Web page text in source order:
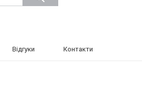
Відгуки Контакти